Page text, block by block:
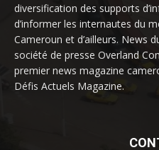
diversification des supports
d’informer les internautes du
Cameroun et d’ailleurs. News
société de presse Overland
premier news magazine
Défis Actuels Magazine.